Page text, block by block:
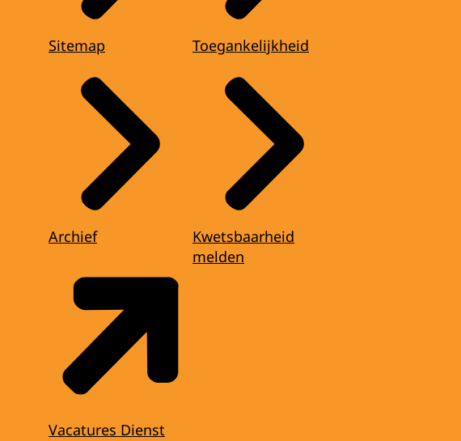
Sitemap
Archief
Vacatures Dienst
Toegankelijkheid
Kwetsbaarheid
melden